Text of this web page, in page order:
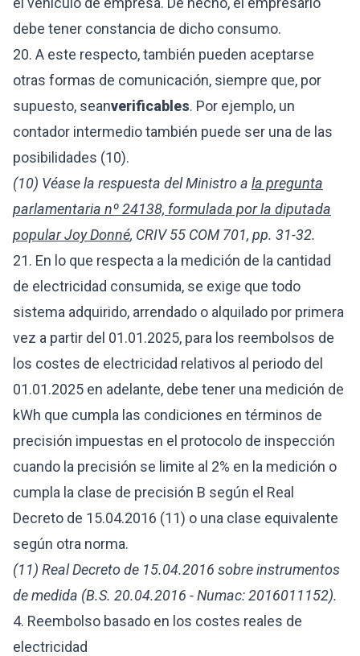
debe tener constancia de dicho consumo.
20. A este respecto, también pueden aceptarse
otras formas de comunicación, siempre que, por
supuesto, seanverificables. Por ejemplo, un
contador intermedio también puede ser una de las
posibilidades (10).
(10) Véase la respuesta del Ministro a la pregunta
parlamentaria nº 24138, formulada por la diputada
popular Joy Donné, CRIV 55 COM 701, pp. 31-32.
21. En lo que respecta a la medición de la cantidad
de electricidad consumida, se exige que todo
sistema adquirido, arrendado o alquilado por primera
vez a partir del 01.01.2025, para los reembolsos de
los costes de electricidad relativos al periodo del
01.01.2025 en adelante, debe tener una medición de
kWh que cumpla las condiciones en términos de
precisión impuestas en el protocolo de inspección
cuando la precisión se limite al 2% en la medición o
cumpla la clase de precisión B según el Real
Decreto de 15.04.2016 (11) o una clase equivalente
según otra norma.
(11) Real Decreto de 15.04.2016 sobre instrumentos
de medida (B.S. 20.04.2016 - Numac:2016011152).
4. Reembolso basado en los costes reales de
electricidad